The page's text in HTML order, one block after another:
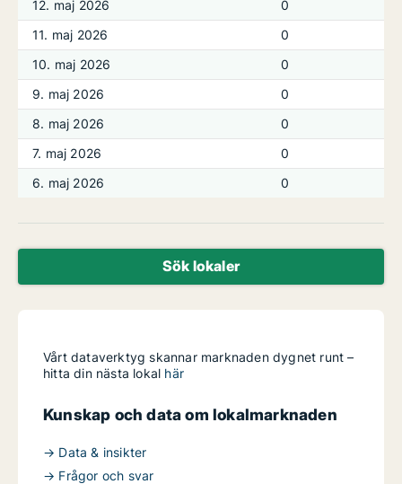
12. maj 2026
0
11. maj 2026
0
10. maj 2026
0
9. maj 2026
0
8. maj 2026
0
7. maj 2026
0
6. maj 2026
0
Sök lokaler
Vårt dataverktyg skannar marknaden dygnet runt –
hitta din nästa lokal här
Kunskap och data om lokalmarknaden
→ Data & insikter
→ Frågor och svar